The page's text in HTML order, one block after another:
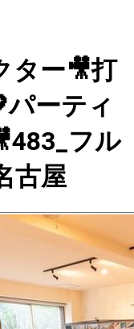
ター🎥打
パーティ
フル
古屋